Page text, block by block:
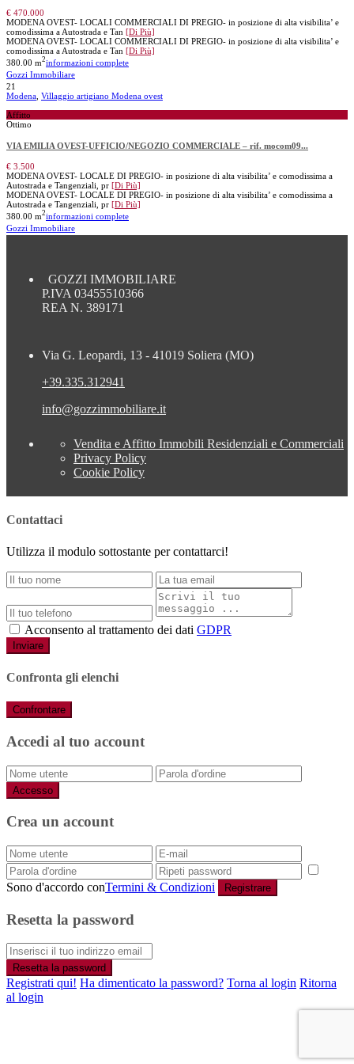
€ 470.000
MODENA OVEST- LOCALI COMMERCIALI DI PREGIO- in posizione di alta visibilita’ e
comodissima a Autostrada e Tan [Di Più]
MODENA OVEST- LOCALI COMMERCIALI DI PREGIO- in posizione di alta visibilita’ e
comodissima a Autostrada e Tan [Di Più]
380.00 m2informazioni complete
Gozzi Immobiliare
21
Modena Villaggio artigiano Modena ovest
Affitto
Ottimo
VIA EMILIA OVEST-UFFICIO/NEGOZIO COMMERCIALE – rif. mocom09...
€ 3.500
MODENA OVEST- LOCALE DI PREGIO- in posizione di alta visibilita’ e comodissima a
Autostrada e Tangenziali, pr [Di Più]
MODENA OVEST- LOCALE DI PREGIO- in posizione di alta visibilita’ e comodissima a
Autostrada e Tangenziali, pr [Di Più]
380.00 m2informazioni complete
Gozzi Immobiliare
GOZZI IMMOBILIARE
P.IVA 03455510366
REA N. 389171
Via G. Leopardi, 13 - 41019 Soliera (MO)
+39.335.312941
info@gozzimmobiliare.it
Vendita e Affitto Immobili Residenziali e Commerciali
Privacy Policy
Cookie Policy
Contattaci
Utilizza il modulo sottostante per contattarci!
Acconsento al trattamento dei dati GDPR
Inviare
Confronta gli elenchi
Confrontare
Accedi al tuo account
Accesso
Crea un account
Sono d'accordo conTermini & Condizioni Registrare
Resetta la password
Resetta la password
Registrati qui! Ha dimenticato la password? Torna al login Ritorna
al login